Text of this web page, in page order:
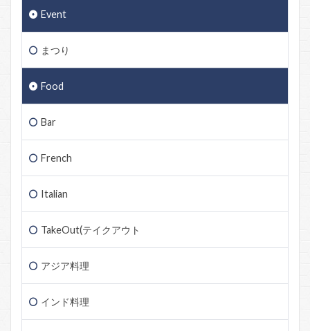
Event
まつり
Food
Bar
French
Italian
TakeOut(テイクアウト
アジア料理
インド料理